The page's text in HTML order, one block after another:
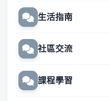
生活指南
社區交流
課程學習